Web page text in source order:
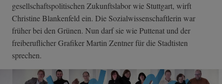
gesellschaftspolitischen Zukunftslabor wie Stuttgart, wirft
Christine Blankenfeld ein. Die Sozialwissenschaftlerin war
früher bei den Grünen. Nun darf sie wie Puttenat und der
freiberuflicher Grafiker Martin Zentner für die Stadtisten
sprechen.